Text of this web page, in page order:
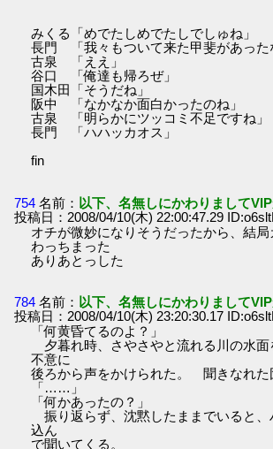
みくる「めでたしめでたしでしゅね」
長門 「我々もついて来た甲斐があった
古泉 「ええ」
谷口 「俺達も帰ろぜ」
国木田「そうだね」
阪中 「なかなか面白かったのね」
古泉 「明らかにツッコミ不足ですね」
長門 「ハハッカオス」
fin
754 名前： 以下、名無しにかわりまして
投稿日：2008/04/10(木) 22:00:47.29
オチが微妙になりそうだったから、結
わっちまった
ありあとっした
784 名前： 以下、名無しにかわりまして
投稿日：2008/04/10(木) 23:20:30.17
「何黄昏てるのよ？」
夕暮れ時、さやさやと流れる川の水面
不意に
後ろから声をかけられた。 聞きなれた
「……」
「何かあったの？」
振り返らず、沈黙したままでいると、
込ん
で聞いてくる。